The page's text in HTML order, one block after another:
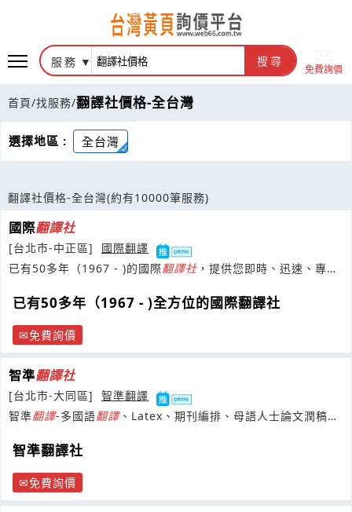
服務 搜尋
免費詢價
首頁/找服務/翻譯社價格-全台灣
選擇地區 : 全台灣
翻譯社價格-全台灣(約有10000筆服務)
國際翻譯社
[台北市-中正區]
國際翻譯
已有50多年（1967 - )的國際翻譯社 ，提供您即時、迅速、專
已有50多年（1967 - )全方位的國際翻譯社
免費詢價
智準翻譯社
[台北市-大同區]
智準翻譯
智準翻譯-多國語翻譯、Latex、期刊編排、母語人士論文潤稿修
智準翻譯社
免費詢價